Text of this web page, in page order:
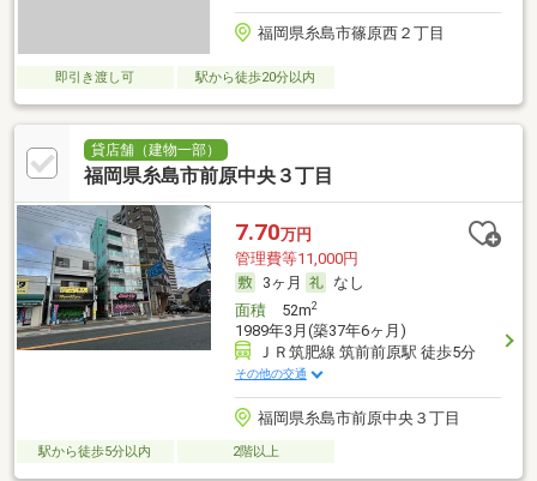
福岡県糸島市篠原西２丁目
即引き渡し可 駅から徒歩20分以内
貸店舗（建物一部）
福岡県糸島市前原中央３丁目
7.70万円
管理費等11,000円
3ヶ月
なし
面積52m2
1989年3月(築37年6ヶ月)
ＪＲ筑肥線 筑前前原駅 徒歩5分
その他の交通
福岡県糸島市前原中央３丁目
駅から徒歩5分以内 2階以上